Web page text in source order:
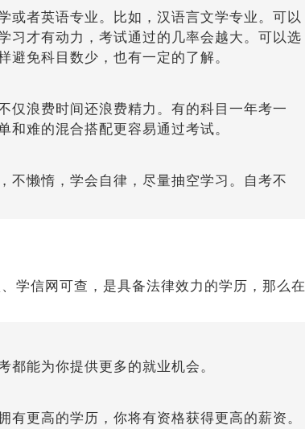
或者英语专业。比如，汉语言文学专业。可以
习才有动力，考试通过的几率会越大。可以选
免科目数少，也有一定的了解。
仅浪费时间还浪费精力。有的科目一年考一
和难的混合搭配更容易通过考试。
不懒惰，学会自律，尽量抽空学习。自考不
学信网可查，是具备法律效力的学历，那么在
都能为你提供更多的就业机会。
更高的学历，你将有资格获得更高的薪资。